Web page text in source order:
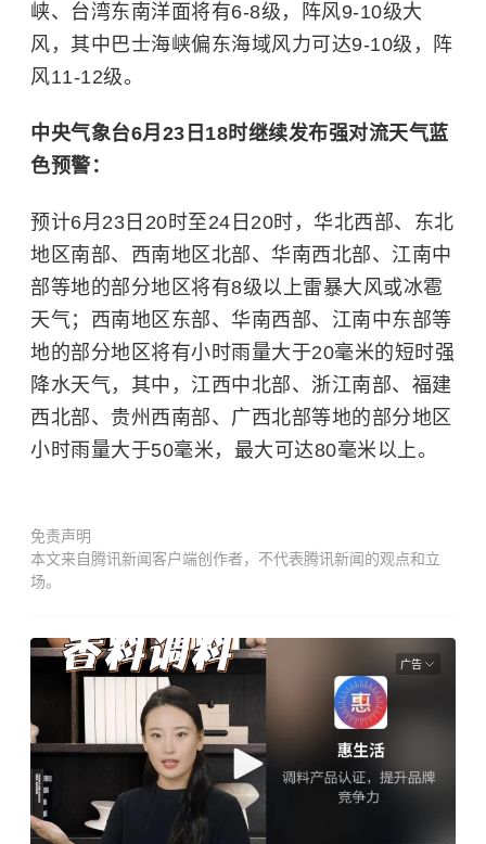
峡、台湾东南洋面将有6-8级，阵风9-10级大
风，其中巴士海峡偏东海域风力可达9-10级，阵
风11-12级。
中央气象台6月23日18时继续发布强对流天气蓝
色预警：
预计6月23日20时至24日20时 ， 华北西部、东北
地区南部、西南地区北部、华南西北部、江南中
部等地的部分地区将有8级以上雷暴大风或冰雹
天气；西南地区东部、华南西部、江南中东部等
地的部分地区将有小时雨量大于20毫米的短时强
降水天气，其中， 江西中北部、浙江南部、福建
西北部、贵州西南部、广西北部等地的部分地区
小时雨量大于50毫米，最大可达80毫米以上。
免责声明
本文来自腾讯新闻客户端创作者，不代表腾讯新闻的观点和立
场。
广告